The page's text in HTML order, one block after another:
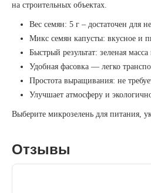
на строительных объектах.
Вес семян: 5 г – достаточен для
Микс семян капусты: вкусное и
Быстрый результат: зеленая
Удобная фасовка — легко
Простота выращивания: не
Улучшает атмосферу и
Выберите микрозелень для питания,
Отзывы